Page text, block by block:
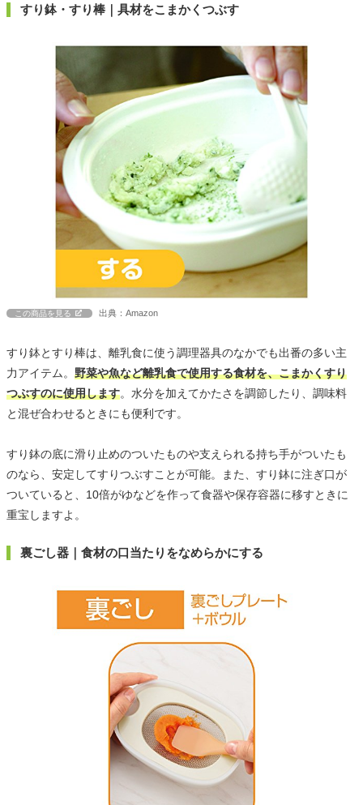
すり鉢・すり棒｜具材をこまかくつぶす
この商品を見る 出典：Amazon
すり鉢とすり棒は、離乳食に使う調理器具のなかでも出番の多い主
力アイテム。 野菜や魚など離乳食で使用する食材を、こまかくすり
つぶすのに使用します。水分を加えてかたさを調節したり、調味料
と混ぜ合わせるときにも便利です。
すり鉢の底に滑り止めのついたものや支えられる持ち手がついたも
のなら、安定してすりつぶすことが可能。また、すり鉢に注ぎ口が
ついていると、10倍がゆなどを作って食器や保存容器に移すときに
重宝しますよ。
裏ごし器｜食材の口当たりをなめらかにする